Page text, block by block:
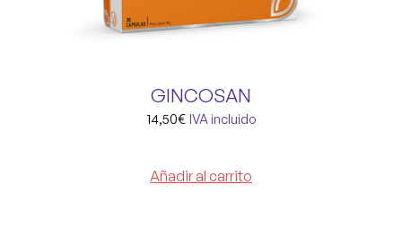
GINCOSAN
14,50€ IVA incluido
Añadir al carrito